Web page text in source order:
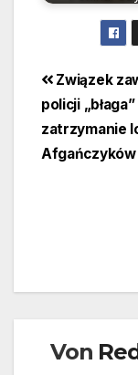
Związek
policji
zatrzymanie
Afgańczyków
Von